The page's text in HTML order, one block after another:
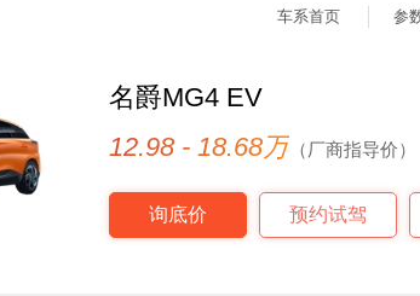
车系首页 参
名爵MG4 EV
12.98 - 18.68万 （厂商指导价）
询底价 预约试驾